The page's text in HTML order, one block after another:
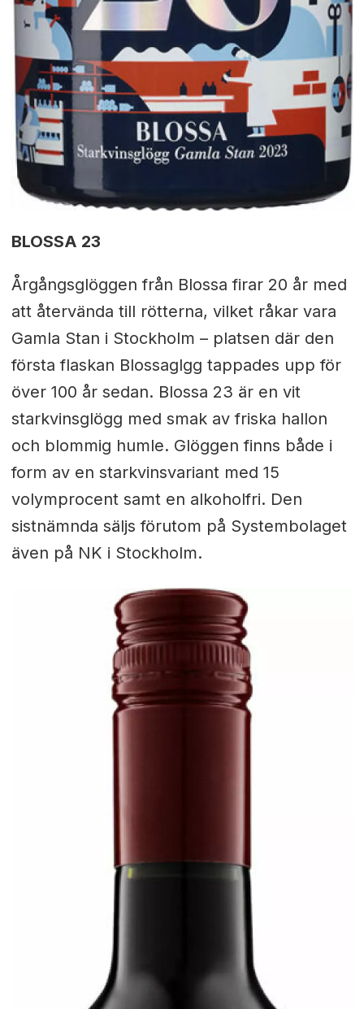
BLOSSA 23
Årgångsglöggen från Blossa firar 20 år med
att återvända till rötterna, vilket råkar vara
Gamla Stan i Stockholm – platsen där den
första flaskan Blossaglgg tappades upp för
över 100 år sedan. Blossa 23 är en vit
starkvinsglögg med smak av friska hallon
och blommig humle. Glöggen finns både i
form av en starkvinsvariant med 15
volymprocent samt en alkoholfri. Den
sistnämnda säljs förutom på Systembolaget
även på NK i Stockholm.